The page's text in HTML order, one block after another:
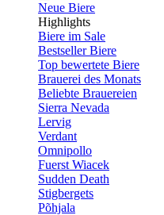
Neue Biere
Highlights
Biere im Sale
Bestseller Biere
Top bewertete Biere
Brauerei des Monats
Beliebte Brauereien
Sierra Nevada
Lervig
Verdant
Omnipollo
Fuerst Wiacek
Sudden Death
Stigbergets
Põhjala